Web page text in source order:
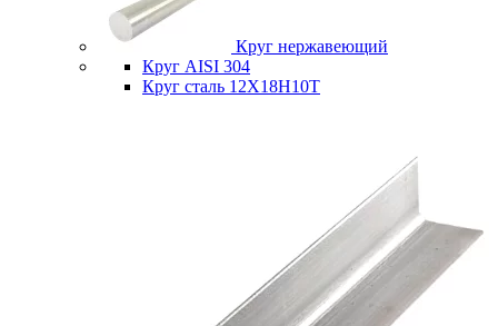
Круг нержавеющий
Круг AISI 304
Круг сталь 12Х18Н10Т